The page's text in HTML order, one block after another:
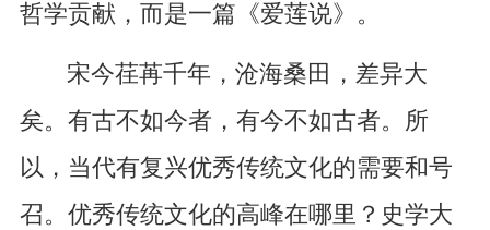
哲学贡献，而是一篇《爱莲说》。
宋今荏苒千年，沧海桑田，差异大
矣。有古不如今者，有今不如古者。所
以，当代有复兴优秀传统文化的需要和号
召。优秀传统文化的高峰在哪里？史学大